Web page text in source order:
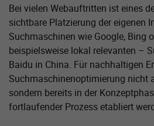
Bei vielen Webauftritten ist eines
sichtbare Platzierung der eigenen
Suchmaschinen wie Google, Bing
beispielsweise lokal relevanten –
Baidu in China. Für nachhaltigen
Suchmaschinenoptimierung nicht
sondern bereits in der
fortlaufender Prozess etabliert